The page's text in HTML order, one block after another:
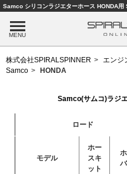
Samco シリコンラジエターホース HONDA
MENU
株式会社SPIRALSPINNER エンジ
Samco
HONDA
Samco(サムコ)ラジ
ロード
モデル
ホー
スキ
ット